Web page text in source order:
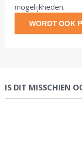
mogelijkheden.
WORDT OOK
IS DIT MISSCHIEN